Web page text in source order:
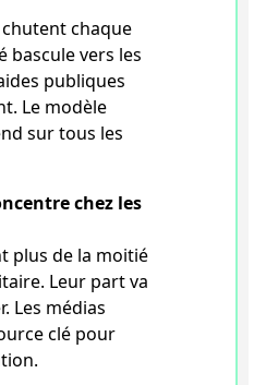
chaque
bascule vers les
publiques
Le modèle
sur tous les
chez les
plus de la moitié
Leur part va
Les médias
clé pour